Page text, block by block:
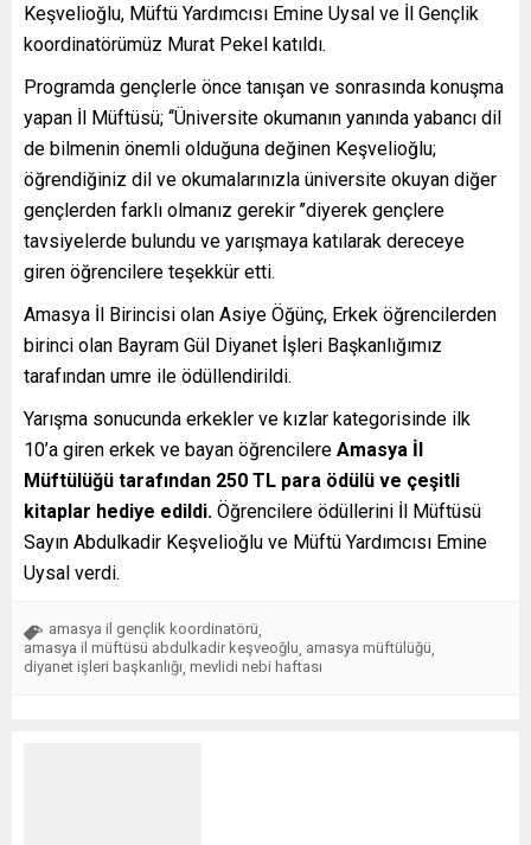
Keşvelioğlu, Müftü Yardımcısı Emine Uysal ve İl Gençlik
koordinatörümüz Murat Pekel katıldı.
Programda gençlerle önce tanışan ve sonrasında konuşma
yapan İl Müftüsü; ‘‘Üniversite okumanın yanında yabancı dil
de bilmenin önemli olduğuna değinen Keşvelioğlu;
öğrendiğiniz dil ve okumalarınızla üniversite okuyan diğer
gençlerden farklı olmanız gerekir ’’diyerek gençlere
tavsiyelerde bulundu ve yarışmaya katılarak dereceye
giren öğrencilere teşekkür etti.
Amasya İl Birincisi olan Asiye Öğünç, Erkek öğrencilerden
birinci olan Bayram Gül Diyanet İşleri Başkanlığımız
tarafından umre ile ödüllendirildi.
Yarışma sonucunda erkekler ve kızlar kategorisinde ilk
10’a giren erkek ve bayan öğrencilere Amasya İl
Müftülüğü tarafından 250 TL para ödülü ve çeşitli
kitaplar hediye edildi. Öğrencilere ödüllerini İl Müftüsü
Sayın Abdulkadir Keşvelioğlu ve Müftü Yardımcısı Emine
Uysal verdi.
amasya il gençlik koordinatörü
amasya il müftüsü abdulkadir keşveoğlu amasya müftülüğü
diyanet işleri başkanlığı mevlidi nebi haftası